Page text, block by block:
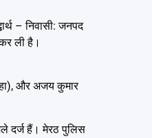
– निवासी: जनपद
ली है।
और अजय कुमार
दर्ज हैं। मेरठ पुलिस